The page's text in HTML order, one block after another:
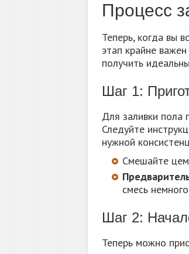
Процесс
Теперь, когда вы
этап крайне
получить
Шаг 1:
Для заливки пола
Следуйте
нужной
Смешайте
смесь
Шаг 2:
Теперь можно